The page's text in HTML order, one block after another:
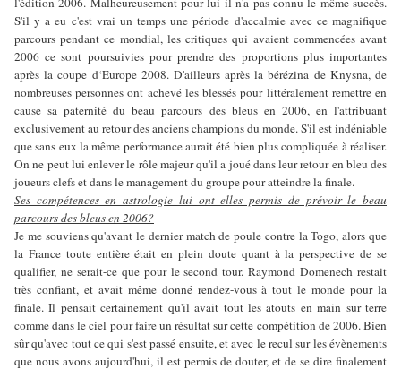
S'il y a eu c'est vrai un temps une période d'accalmie avec ce magnifique
parcours pendant ce mondial, les critiques qui avaient commencées avant
2006 ce sont poursuivies pour prendre des proportions plus importantes
après la coupe d‘Europe 2008. D'ailleurs après la bérézina de Knysna, de
nombreuses personnes ont achevé les blessés pour littéralement remettre en
cause sa paternité du beau parcours des bleus en 2006, en l'attribuant
exclusivement au retour des anciens champions du monde. S'il est indéniable
que sans eux la même performance aurait été bien plus compliquée à réaliser.
On ne peut lui enlever le rôle majeur qu'il a joué dans leur retour en bleu des
joueurs clefs et dans le management du groupe pour atteindre la finale.
Ses compétences en astrologie lui ont elles permis de prévoir le beau
parcours des bleus en 2006?
Je me souviens qu'avant le dernier match de poule contre la Togo, alors que
la France toute entière était en plein doute quant à la perspective de se
qualifier, ne serait-ce que pour le second tour. Raymond Domenech restait
très confiant, et avait même donné rendez-vous à tout le monde pour la
finale. Il pensait certainement qu'il avait tout les atouts en main sur terre
comme dans le ciel pour faire un résultat sur cette compétition de 2006. Bien
sûr qu'avec tout ce qui s'est passé ensuite, et avec le recul sur les évènements
que nous avons aujourd'hui, il est permis de douter, et de se dire finalement